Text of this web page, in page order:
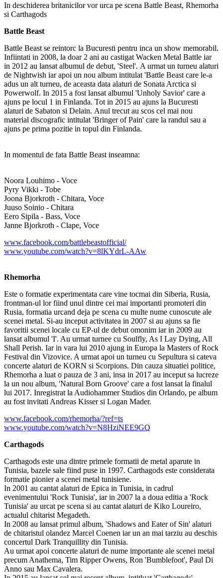
In deschiderea britanicilor vor urca pe scena Battle Beast, Rhemorha
si Carthagods
Battle Beast
Battle Beast se reintorc la Bucuresti pentru inca un show memorabil.
Infiintati in 2008, la doar 2 ani au castigat Wacken Metal Battle iar
in 2012 au lansat albumul de debut, 'Steel'. A urmat un turneu alaturi
de Nightwish iar apoi un nou album intitulat 'Battle Beast care le-a
adus un alt turneu, de aceasta data alaturi de Sonata Arctica si
Powerwolf. In 2015 a fost lansat albumul 'Unholy Savior' care a
ajuns pe locul 1 in Finlanda. Tot in 2015 au ajuns la Bucuresti
alaturi de Sabaton si Delain. Anul trecut au scos cel mai nou
material discografic intitulat 'Bringer of Pain' care la randul sau a
ajuns pe prima pozitie in topul din Finlanda.
In momentul de fata Battle Beast inseamna:
Noora Louhimo - Voce
Pyry Vikki - Tobe
Joona Bjorkroth - Chitara, Voce
Juuso Soinio - Chitara
Eero Sipila - Bass, Voce
Janne Bjorkroth - Clape, Voce
www.facebook.com/battlebeastofficial/
www.youtube.com/watch?v=8lKYdrL-AAw
Rhemorha
Este o formatie experimentata care vine tocmai din Siberia, Rusia,
frontman-ul lor fiind unul dintre cei mai importanti promoteri din
Rusia, formatia urcand deja pe scena cu multe nume cunoscute ale
scenei metal. Si-au inceput activitatea in 2007 si au ajuns sa fie
favoritii scenei locale cu EP-ul de debut omonim iar in 2009 au
lansat albumul 'I'. Au urmat turnee cu Soulfly, As I Lay Dying, All
Shall Perish. Iar in vara lui 2010 ajung in Europa la Masters of Rock
Festival din Vizovice. A urmat apoi un turneu cu Sepultura si cateva
concerte alaturi de KORN si Scorpions. Din cauza situatiei politice,
Rhemorha a luat o pauza de 3 ani, insa in 2017 au inceput sa lucreze
la un nou album, 'Natural Born Groove' care a fost lansat la finalul
lui 2017. Inregistrat la Audiohammer Studios din Orlando, pe album
au fost invitati Andreas Kisser si Logan Mader.
www.facebook.com/rhemorha/?ref=ts
www.youtube.com/watch?v=N8HziNEE9GQ
Carthagods
Carthagods este una dintre primele formatii de metal aparute in
Tunisia, bazele sale fiind puse in 1997. Carthagods este considerata
formatie pionier a scenei metal tunisiene.
In 2001 au cantat alaturi de Epica in Tunisia, in cadrul
evenimentului 'Rock Tunisia', iar in 2007 la a doua editia a 'Rock
Tunisia' au urcat pe scena si au cantat alaturi de Kiko Loureiro,
actualul chitarist Megadeth.
In 2008 au lansat primul album, 'Shadows and Eater of Sin' alaturi
de chitaristul olandez Marcel Coenen iar un an mai tarziu au deschis
concertul Dark Tranquillity din Tunisia.
Au urmat apoi concerte alaturi de nume importante ale scenei metal
precum Anathema, Tim Ripper Owens, Ron 'Bumblefoot', Paul Di
Anno sau Max Cavalera.